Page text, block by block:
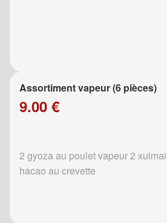
Assortiment vapeur (6 pièces)
9.00 €
2 gyoza au poulet vapeur 2
hacao au crevette